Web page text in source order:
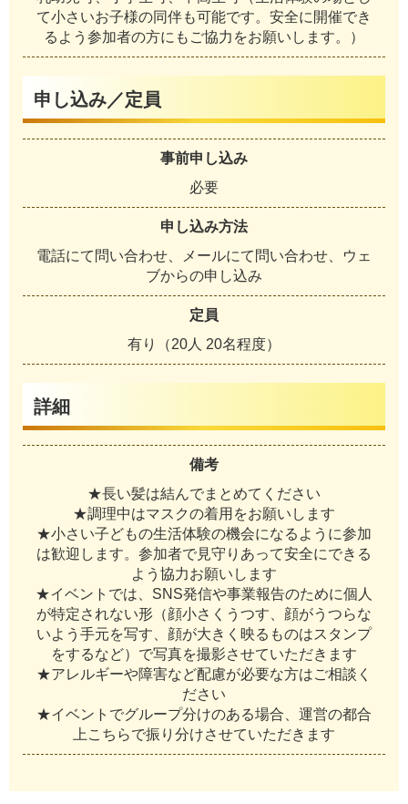
て小さいお子様の同伴も可能です。安全に開催でき
るよう参加者の方にもご協力をお願いします。）
申し込み／定員
事前申し込み
必要
申し込み方法
電話にて問い合わせ、メールにて問い合わせ、ウェ
ブからの申し込み
定員
有り（20人 20名程度）
詳細
備考
★長い髪は結んでまとめてください
★調理中はマスクの着用をお願いします
★小さい子どもの生活体験の機会になるように参加
は歓迎します。参加者で見守りあって安全にできる
よう協力お願いします
★イベントでは、SNS発信や事業報告のために個人
が特定されない形（顔小さくうつす、顔がうつらな
いよう手元を写す、顔が大きく映るものはスタンプ
をするなど）で写真を撮影させていただきます
★アレルギーや障害など配慮が必要な方はご相談く
ださい
★イベントでグループ分けのある場合、運営の都合
上こちらで振り分けさせていただきます